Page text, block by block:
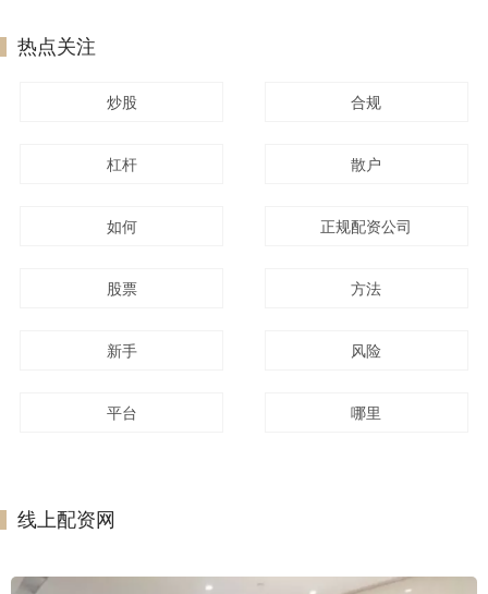
热点关注
炒股 合规
杠杆 散户
如何 正规配资公司
股票 方法
新手 风险
平台 哪里
线上配资网